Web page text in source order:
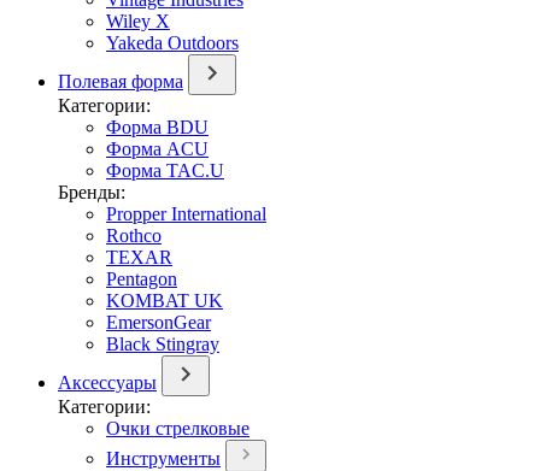
Wiley X
Yakeda Outdoors
Полевая форма
Категории:
Форма BDU
Форма ACU
Форма TAC.U
Бренды:
Propper International
Rothco
TEXAR
Pentagon
KOMBAT UK
EmersonGear
Black Stingray
Аксессуары
Категории:
Очки стрелковые
Инструменты